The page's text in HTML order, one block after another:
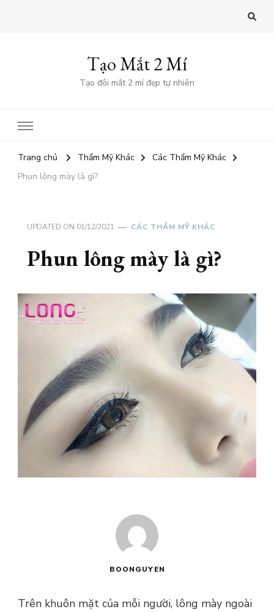
Tạo Mắt 2 Mí
Tạo đôi mắt 2 mí đẹp tự nhiên
Trang chủ Thẩm Mỹ Khác
Các Thẩm Mỹ Khác
Phun lông mày là gì?
UPDATED ON 01/12/2021 CÁC THẨM MỸ KHÁC
Phun lông mày là gì?
BOONGUYEN
Trên khuôn mặt của mỗi người, lông mày ngoài